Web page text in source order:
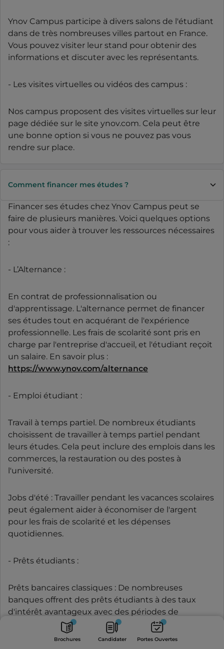
Brochures Candidater Portes
Ouvertes
Brochures Candidater Portes Ouvertes
Ynov Campus participe à divers salons de l'étudiant
dans de très nombreuses villes partout en France.
Vous pouvez visiter leur stand pour obtenir des
informations et discuter avec les représentants.
- Les visites virtuelles ou vidéos des campus :
Nos campus proposent des visites virtuelles sur leur
page dédiée sur le site ynov.com. Cela peut être
une bonne option si vous ne pouvez pas vous
rendre sur place.
Comment financer mes études ?
Financer ses études chez Ynov Campus peut se
faire de plusieurs manières. Voici quelques options
pour vous aider à trouver les ressources nécessaires
:
- L’Alternance :
En contrat de professionnalisation ou
d'apprentissage. L'alternance permet de financer
ses études tout en acquérant de l'expérience
professionnelle. Les frais de scolarité sont pris en
charge par l'entreprise d'accueil, et l'étudiant reçoit
un salaire. En savoir plus :
https://www.ynov.com/alternance
- Emploi étudiant :
Travail à temps partiel. De nombreux étudiants
choisissent de travailler à temps partiel pendant
leurs études. Cela peut inclure des emplois dans les
commerces, la restauration ou des postes à
l'université.
Jobs d'été : Travailler pendant les vacances scolaires
peut également aider à économiser de l'argent
pour les frais de scolarité et les dépenses
quotidiennes.
- Prêts étudiants :
Prêts bancaires classiques : De nombreuses
banques offrent des prêts étudiants à des taux
d'intérêt avantageux avec des périodes de
remboursement différé.